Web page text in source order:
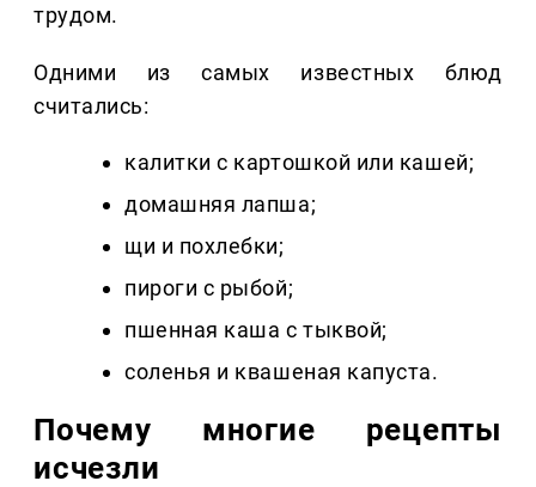
трудом.
Одними из самых известных блюд
считались:
калитки с картошкой или кашей;
домашняя лапша;
щи и похлебки;
пироги с рыбой;
пшенная каша с тыквой;
соленья и квашеная капуста.
Почему многие рецепты
исчезли